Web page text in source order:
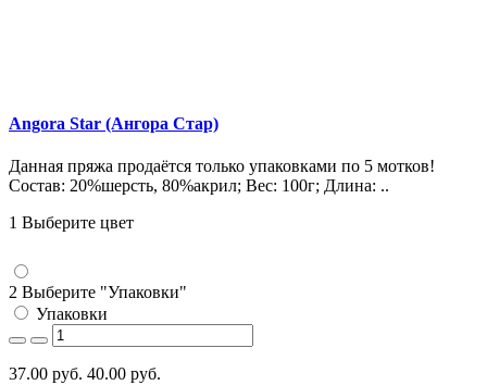
Angora Star (Ангора Стар)
Данная пряжа продаётся только упаковками по 5 мотков!
Состав: 20%шерсть, 80%акрил; Вес: 100г; Длина: ..
1 Выберите цвет
2 Выберите "Упаковки"
Упаковки
37.00 руб. 40.00 руб.